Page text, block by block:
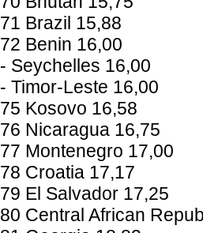
71 Brazil 15,88
72 Benin 16,00
- Seychelles 16,00
- Timor-Leste 16,00
75 Kosovo 16,58
76 Nicaragua 16,75
77 Montenegro 17,00
78 Croatia 17,17
79 El Salvador 17,25
80 Central African